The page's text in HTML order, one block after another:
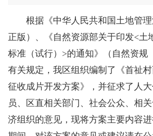
根据《中华人民共和国土地管理
正版）、《自然资源部关于印发<土
标准（试行）>的通知》（自然资规
有关规定，我区组织编制了《首祉
征收成片开发方案》，并征求了人
员、区直相关部门、社会公众、相
济组织的意见，现将方案主要内容